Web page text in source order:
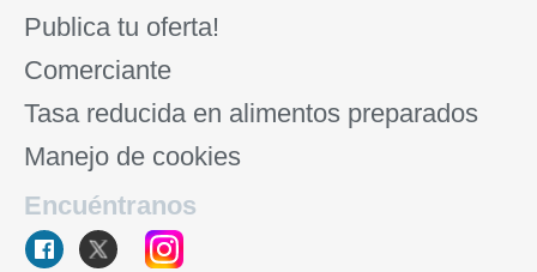
Publica tu oferta!
Comerciante
Tasa reducida en alimentos preparados
Manejo de cookies
Encuéntranos